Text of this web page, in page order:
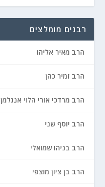
רבנים מומלצים
הרב מאיר אליהו
הרב זמיר כהן
הרב מרדכי אורי הלוי אנגלמן
הרב יוסף שני
הרב בניהו שמואלי
הרב בן ציון מוצפי